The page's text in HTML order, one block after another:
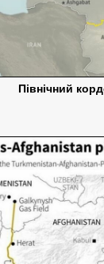
Північний